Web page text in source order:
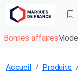
Bonnes affaires Mode
Accueil Produits